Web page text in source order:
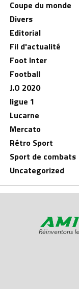
Coupe du monde
Divers
Editorial
Fil d'actualité
Foot Inter
Football
J.O 2020
ligue 1
Lucarne
Mercato
Rétro Sport
Sport de combats
Uncategorized